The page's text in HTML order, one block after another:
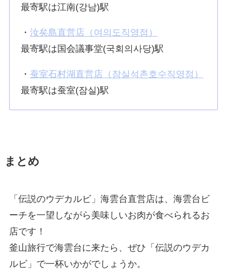
最寄駅は江南(강남)駅
・汝矣島直営店（여의도직영점）
最寄駅は国会議事堂(국회의사당)駅
・蚕室石村湖直営店（잠실석촌호수직영점）
最寄駅は蚕室(잠실)駅
まとめ
「伝説のウデカルビ」海雲台直営店は、海雲台ビ
ーチを一望しながら美味しいお肉が食べられるお
店です！
釜山旅行で海雲台に来たら、ぜひ「伝説のウデカ
ルビ」で一杯いかがでしょうか。